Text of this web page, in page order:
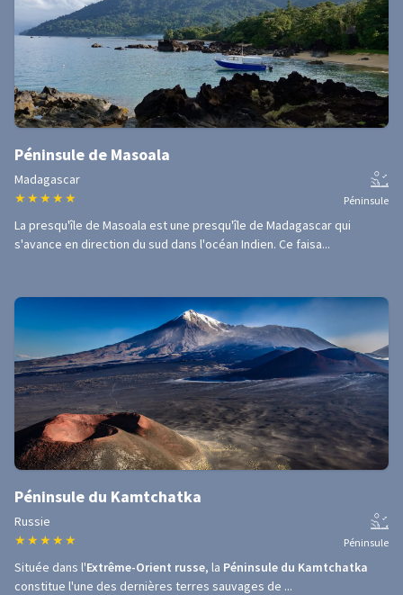
Péninsule de Masoala
Madagascar
★ ★ ★ ★ ★ Péninsule
La presqu'île de Masoala est une presqu'île de Madagascar qui
s'avance en direction du sud dans l'océan Indien. Ce faisa...
Péninsule du Kamtchatka
Russie
★ ★ ★ ★ ★ Péninsule
Située dans l'Extrême-Orient russe, la Péninsule du Kamtchatka
constitue l'une des dernières terres sauvages de ...